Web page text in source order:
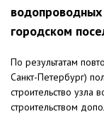
городском
По результатам
Санкт-Петербург)
строительство
строительством